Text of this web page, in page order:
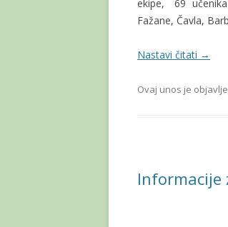
ekipe, 69 učenika
Fažane, Čavla,
Nastavi čitati →
Ovaj unos je
Informacije